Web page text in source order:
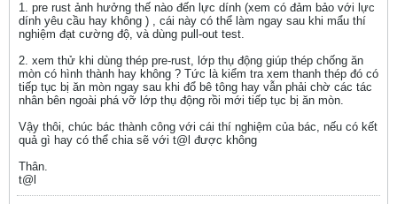
1. pre rust ảnh hưởng thế nào đến lực dính (xem có đảm bảo với lực
dính yêu cầu hay không ) , cái này có thể làm ngay sau khi mẩu thí
nghiệm đạt cường độ, và dùng pull-out test.
2. xem thử khi dùng thép pre-rust, lớp thụ động giúp thép chống ăn
mòn có hình thành hay không ? Tức là kiểm tra xem thanh thép đó có
tiếp tục bị ăn mòn ngay sau khi đổ bê tông hay vẫn phải chờ các tác
nhân bên ngoài phá vỡ lớp thụ động rồi mới tiếp tục bị ăn mòn.
Vậy thôi, chúc bác thành công với cái thí nghiệm của bác, nếu có kết
quả gì hay có thể chia sẽ với t@l được không
Thân.
t@l